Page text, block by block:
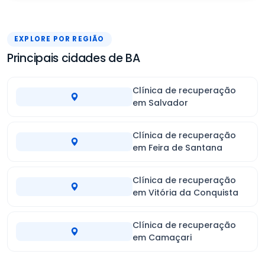
EXPLORE POR REGIÃO
Principais cidades de BA
Clínica de recuperação
em Salvador
Clínica de recuperação
em Feira de Santana
Clínica de recuperação
em Vitória da Conquista
Clínica de recuperação
em Camaçari